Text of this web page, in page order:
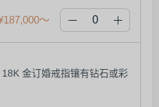
金订婚戒指镶有钻石或彩